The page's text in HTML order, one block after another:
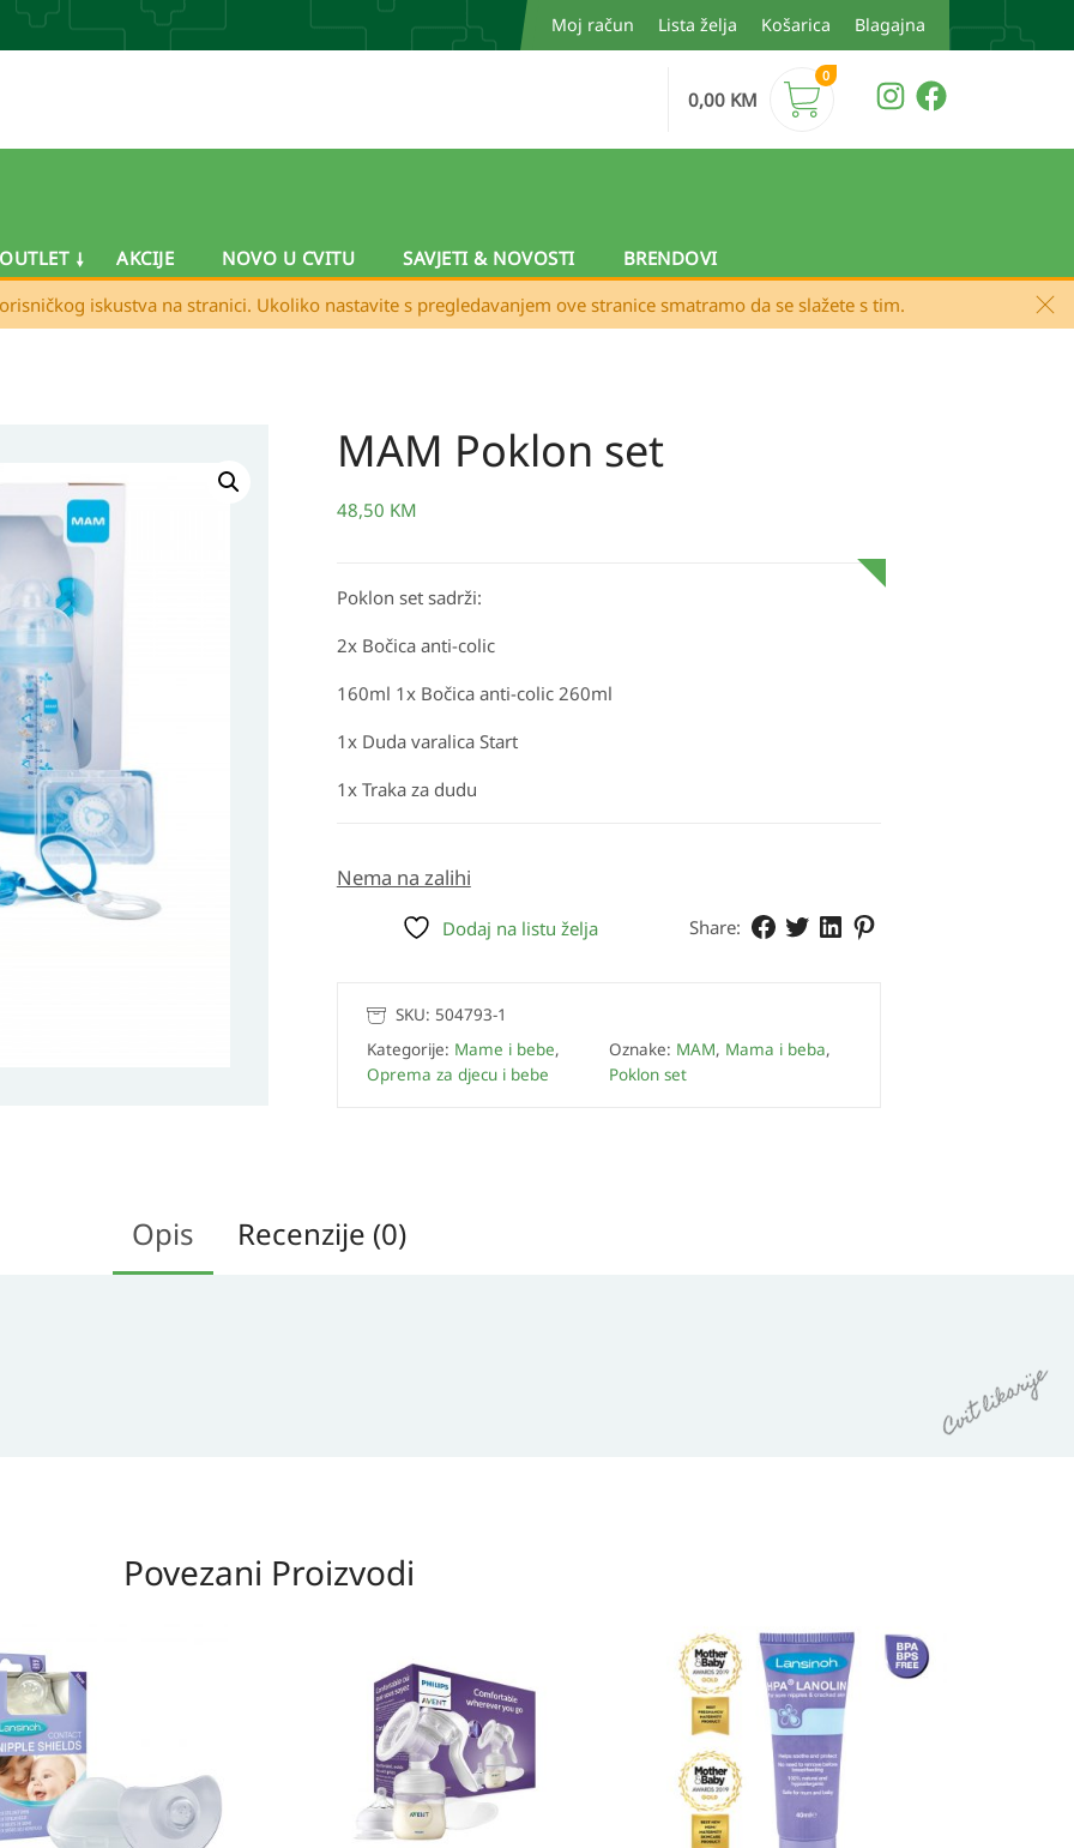
Moj račun Lista želja Košarica Blagajna
0,00 KM
0
OUTLET AKCIJE NOVO U CVITU SAVJETI & NOVOSTI
BRENDOVI
iskustva na stranici. Ukoliko nastavite s pregledavanjem ove stranice smatramo da se slažete s tim.
MAM Poklon set
48,50 KM
Poklon set sadrži:
2x Bočica anti-colic
160ml 1x Bočica anti-colic 260ml
1x Duda varalica Start
1x Traka za dudu
Nema na zalihi
Share:
Dodaj na listu želja
SKU: 504793-1
Kategorije: Mame i bebe,
Oprema za djecu i bebe
Oznake: MAM, Mama i beba,
Poklon set
Opis Recenzije (0)
Povezani Proizvodi
Raspon
cijena:
od
17,50 KM
do
30,40 KM